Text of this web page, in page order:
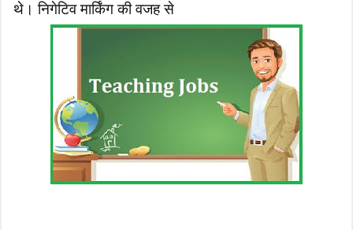
थे। निगेटिव मार्किंग की वजह से